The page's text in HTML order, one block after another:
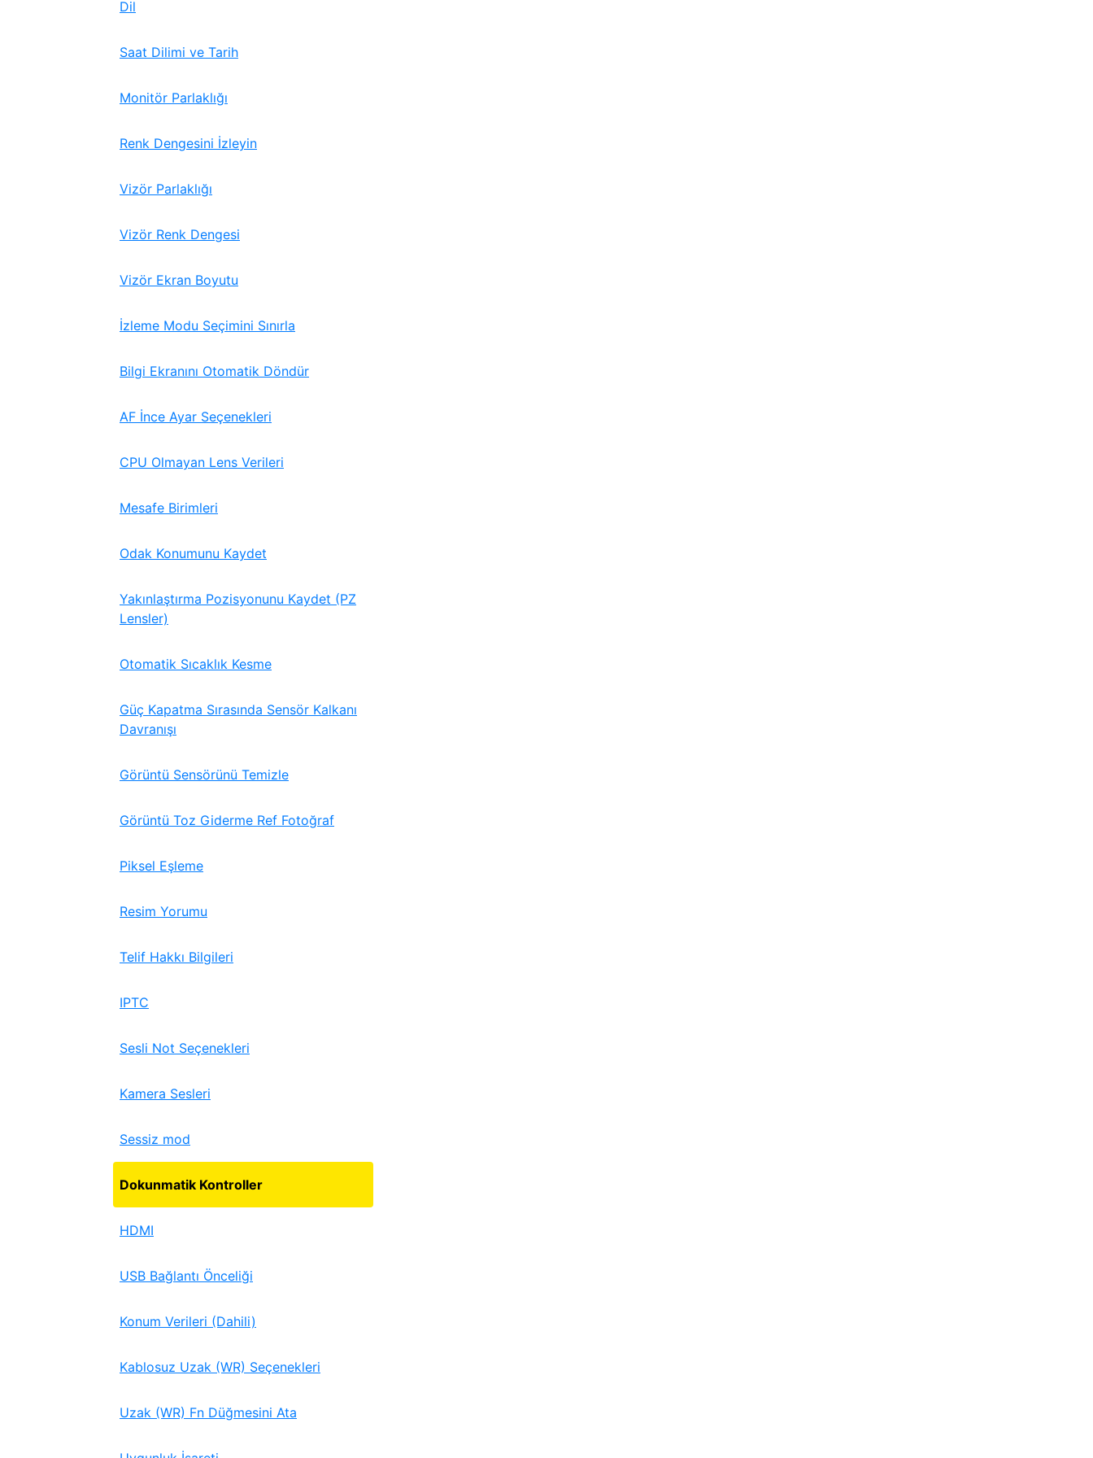
Dil
Saat Dilimi ve Tarih
Monitör Parlaklığı
Renk Dengesini İzleyin
Vizör Parlaklığı
Vizör Renk Dengesi
Vizör Ekran Boyutu
İzleme Modu Seçimini Sınırla
Bilgi Ekranını Otomatik Döndür
AF İnce Ayar Seçenekleri
CPU Olmayan Lens Verileri
Mesafe Birimleri
Odak Konumunu Kaydet
Yakınlaştırma Pozisyonunu Kaydet (PZ
Lensler)
Otomatik Sıcaklık Kesme
Güç Kapatma Sırasında Sensör Kalkanı
Davranışı
Görüntü Sensörünü Temizle
Görüntü Toz Giderme Ref Fotoğraf
Piksel Eşleme
Resim Yorumu
Telif Hakkı Bilgileri
IPTC
Sesli Not Seçenekleri
Kamera Sesleri
Sessiz mod
Dokunmatik Kontroller
HDMI
USB Bağlantı Önceliği
Konum Verileri (Dahili)
Kablosuz Uzak (WR) Seçenekleri
Uzak (WR) Fn Düğmesini Ata